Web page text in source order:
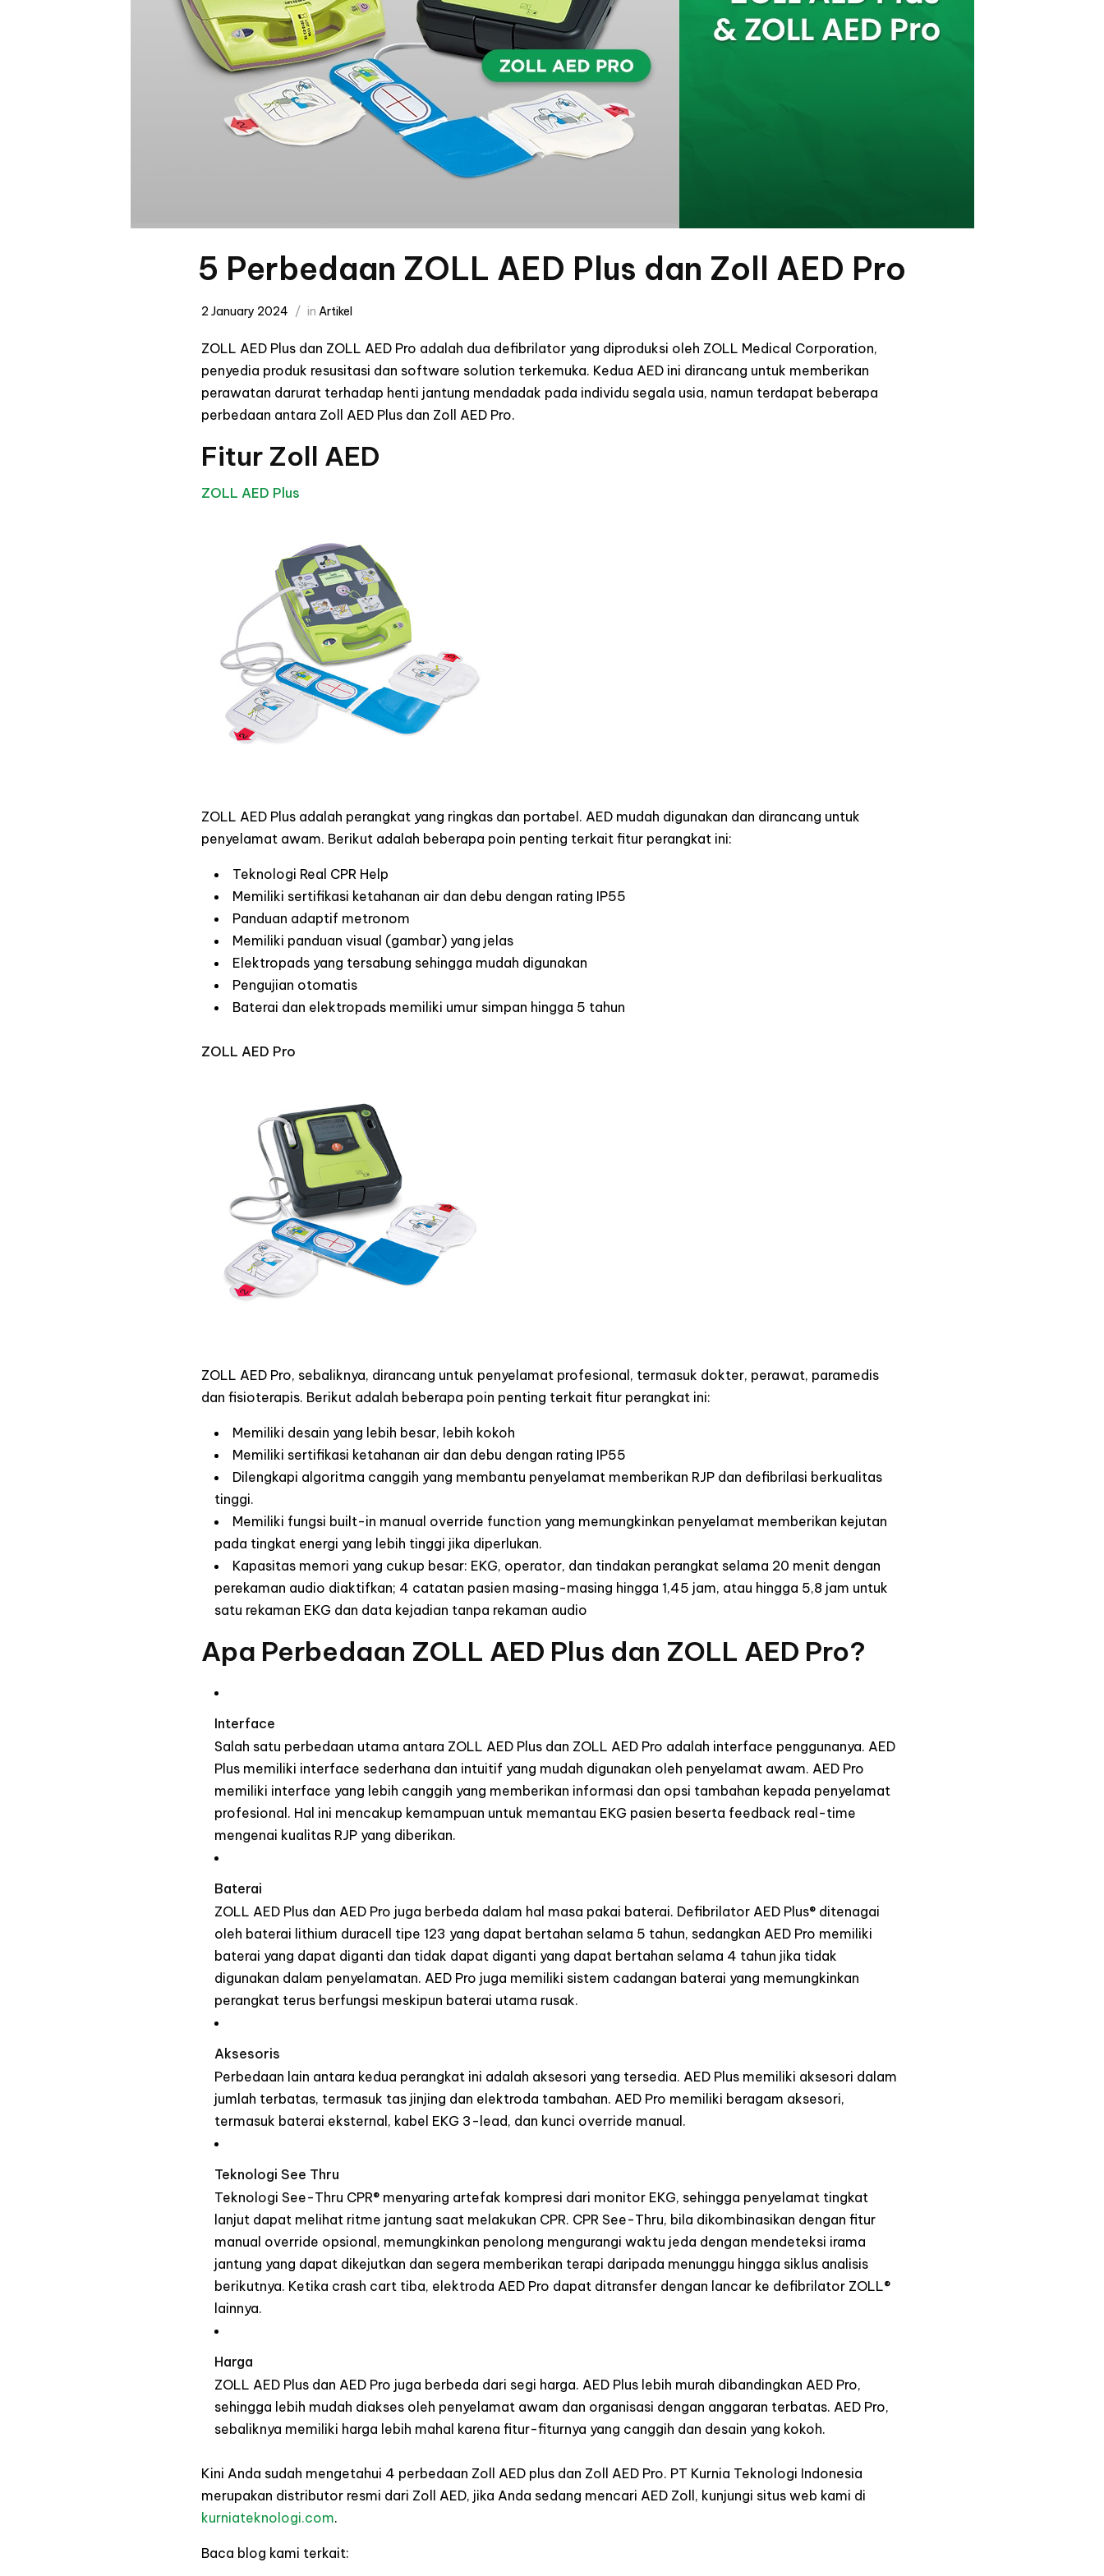
5 Perbedaan ZOLL AED Plus dan Zoll AED Pro
2 January 2024 inArtikel
ZOLL AED Plus dan ZOLL AED Pro adalah dua defibrilator yang diproduksi oleh ZOLL Medical Corporation,
penyedia produk resusitasi dan software solution terkemuka. Kedua AED ini dirancang untuk memberikan
perawatan darurat terhadap henti jantung mendadak pada individu segala usia, namun terdapat beberapa
perbedaan antara Zoll AED Plus dan Zoll AED Pro.
Fitur Zoll AED
ZOLL AED Plus
ZOLL AED Plus adalah perangkat yang ringkas dan portabel. AED mudah digunakan dan dirancang untuk
penyelamat awam. Berikut adalah beberapa poin penting terkait fitur perangkat ini:
Teknologi Real CPR Help
Memiliki sertifikasi ketahanan air dan debu dengan rating IP55
Panduan adaptif metronom
Memiliki panduan visual (gambar) yang jelas
Elektropads yang tersabung sehingga mudah digunakan
Pengujian otomatis
Baterai dan elektropads memiliki umur simpan hingga 5 tahun
ZOLL AED Pro
ZOLL AED Pro, sebaliknya, dirancang untuk penyelamat profesional, termasuk dokter, perawat, paramedis
dan fisioterapis. Berikut adalah beberapa poin penting terkait fitur perangkat ini:
Memiliki desain yang lebih besar, lebih kokoh
Memiliki sertifikasi ketahanan air dan debu dengan rating IP55
Dilengkapi algoritma canggih yang membantu penyelamat memberikan RJP dan defibrilasi berkualitas
tinggi.
Memiliki fungsi built-in manual override function yang memungkinkan penyelamat memberikan kejutan
pada tingkat energi yang lebih tinggi jika diperlukan.
Kapasitas memori yang cukup besar: EKG, operator, dan tindakan perangkat selama 20 menit dengan
perekaman audio diaktifkan; 4 catatan pasien masing-masing hingga 1,45 jam, atau hingga 5,8 jam untuk
satu rekaman EKG dan data kejadian tanpa rekaman audio
Apa Perbedaan ZOLL AED Plus dan ZOLL AED Pro?
Interface
Salah satu perbedaan utama antara ZOLL AED Plus dan ZOLL AED Pro adalah interface penggunanya. AED
Plus memiliki interface sederhana dan intuitif yang mudah digunakan oleh penyelamat awam. AED Pro
memiliki interface yang lebih canggih yang memberikan informasi dan opsi tambahan kepada penyelamat
profesional. Hal ini mencakup kemampuan untuk memantau EKG pasien beserta feedback real-time
mengenai kualitas RJP yang diberikan.
Baterai
ZOLL AED Plus dan AED Pro juga berbeda dalam hal masa pakai baterai. Defibrilator AED Plus® ditenagai
oleh baterai lithium duracell tipe 123 yang dapat bertahan selama 5 tahun, sedangkan AED Pro memiliki
baterai yang dapat diganti dan tidak dapat diganti yang dapat bertahan selama 4 tahun jika tidak
digunakan dalam penyelamatan. AED Pro juga memiliki sistem cadangan baterai yang memungkinkan
perangkat terus berfungsi meskipun baterai utama rusak.
Aksesoris
Perbedaan lain antara kedua perangkat ini adalah aksesori yang tersedia. AED Plus memiliki aksesori dalam
jumlah terbatas, termasuk tas jinjing dan elektroda tambahan. AED Pro memiliki beragam aksesori,
termasuk baterai eksternal, kabel EKG 3-lead, dan kunci override manual.
Teknologi See Thru
Teknologi See-Thru CPR® menyaring artefak kompresi dari monitor EKG, sehingga penyelamat tingkat
lanjut dapat melihat ritme jantung saat melakukan CPR. CPR See-Thru, bila dikombinasikan dengan fitur
manual override opsional, memungkinkan penolong mengurangi waktu jeda dengan mendeteksi irama
jantung yang dapat dikejutkan dan segera memberikan terapi daripada menunggu hingga siklus analisis
berikutnya. Ketika crash cart tiba, elektroda AED Pro dapat ditransfer dengan lancar ke defibrilator ZOLL®
lainnya.
Harga
ZOLL AED Plus dan AED Pro juga berbeda dari segi harga. AED Plus lebih murah dibandingkan AED Pro,
sehingga lebih mudah diakses oleh penyelamat awam dan organisasi dengan anggaran terbatas. AED Pro,
sebaliknya memiliki harga lebih mahal karena fitur-fiturnya yang canggih dan desain yang kokoh.
Kini Anda sudah mengetahui 4 perbedaan Zoll AED plus dan Zoll AED Pro. PT Kurnia Teknologi Indonesia
merupakan distributor resmi dari Zoll AED, jika Anda sedang mencari AED Zoll, kunjungi situs web kami di
kurniateknologi.com.
Baca blog kami terkait: